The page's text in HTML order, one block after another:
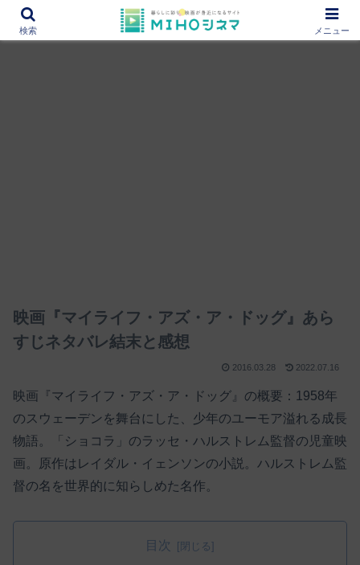
12000作品を紹介！あなたの映画図書館『MIHOシネマ』
映画『マイライフ・アズ・ア・ドッグ』あら
すじネタバレ結末と感想
2016.03.28 2022.07.16
映画『マイライフ・アズ・ア・ドッグ』の概要：1958年
のスウェーデンを舞台にした、少年のユーモア溢れる成長
物語。「ショコラ」のラッセ・ハルストレム監督の児童映
画。原作はレイダル・イェンソンの小説。ハルストレム監
督の名を世界的に知らしめた名作。
目次
検索 メニュー